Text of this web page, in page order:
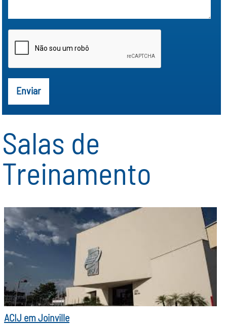
Enviar
Salas de
Treinamento
ACIJ em Joinville